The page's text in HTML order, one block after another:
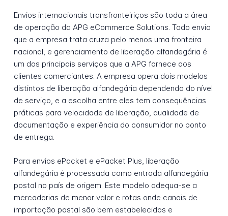
Envios internacionais transfronteiriços são toda a área
de operação da APG eCommerce Solutions. Todo envio
que a empresa trata cruza pelo menos uma fronteira
nacional, e gerenciamento de liberação alfandegária é
um dos principais serviços que a APG fornece aos
clientes comerciantes. A empresa opera dois modelos
distintos de liberação alfandegária dependendo do nível
de serviço, e a escolha entre eles tem consequências
práticas para velocidade de liberação, qualidade de
documentação e experiência do consumidor no ponto
de entrega.
Para envios ePacket e ePacket Plus, liberação
alfandegária é processada como entrada alfandegária
postal no país de origem. Este modelo adequa-se a
mercadorias de menor valor e rotas onde canais de
importação postal são bem estabelecidos e